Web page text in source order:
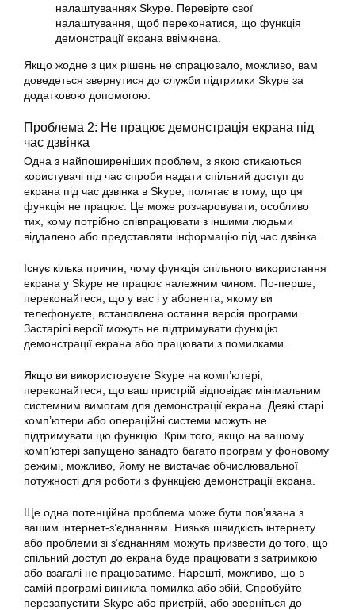
налаштуваннях Skype. Перевірте свої
налаштування, щоб переконатися, що функція
демонстрації екрана ввімкнена.
Якщо жодне з цих рішень не спрацювало, можливо, вам
доведеться звернутися до служби підтримки Skype за
додатковою допомогою.
Проблема 2: Не працює демонстрація екрана під
час дзвінка
Одна з найпоширеніших проблем, з якою стикаються
користувачі під час спроби надати спільний доступ до
екрана під час дзвінка в Skype, полягає в тому, що ця
функція не працює. Це може розчаровувати, особливо
тих, кому потрібно співпрацювати з іншими людьми
віддалено або представляти інформацію під час дзвінка.
Існує кілька причин, чому функція спільного використання
екрана у Skype не працює належним чином. По-перше,
переконайтеся, що у вас і у абонента, якому ви
телефонуєте, встановлена остання версія програми.
Застарілі версії можуть не підтримувати функцію
демонстрації екрана або працювати з помилками.
Якщо ви використовуєте Skype на комп’ютері,
переконайтеся, що ваш пристрій відповідає мінімальним
системним вимогам для демонстрації екрана. Деякі старі
комп’ютери або операційні системи можуть не
підтримувати цю функцію. Крім того, якщо на вашому
комп’ютері запущено занадто багато програм у фоновому
режимі, можливо, йому не вистачає обчислювальної
потужності для роботи з функцією демонстрації екрана.
Ще одна потенційна проблема може бути пов’язана з
вашим інтернет-з’єднанням. Низька швидкість інтернету
або проблеми зі з’єднанням можуть призвести до того, що
спільний доступ до екрана буде працювати з затримкою
або взагалі не працюватиме. Нарешті, можливо, що в
самій програмі виникла помилка або збій. Спробуйте
перезапустити Skype або пристрій, або зверніться до